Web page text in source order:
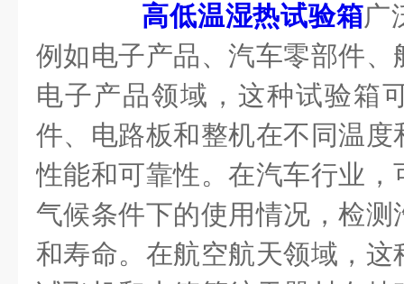
高低温湿热试验箱广
例如电子产品、汽车零部件
电子产品领域，这种试验箱
件、电路板和整机在不同温
性能和可靠性。在汽车行业
气候条件下的使用情况，检
和寿命。在航空航天领域，